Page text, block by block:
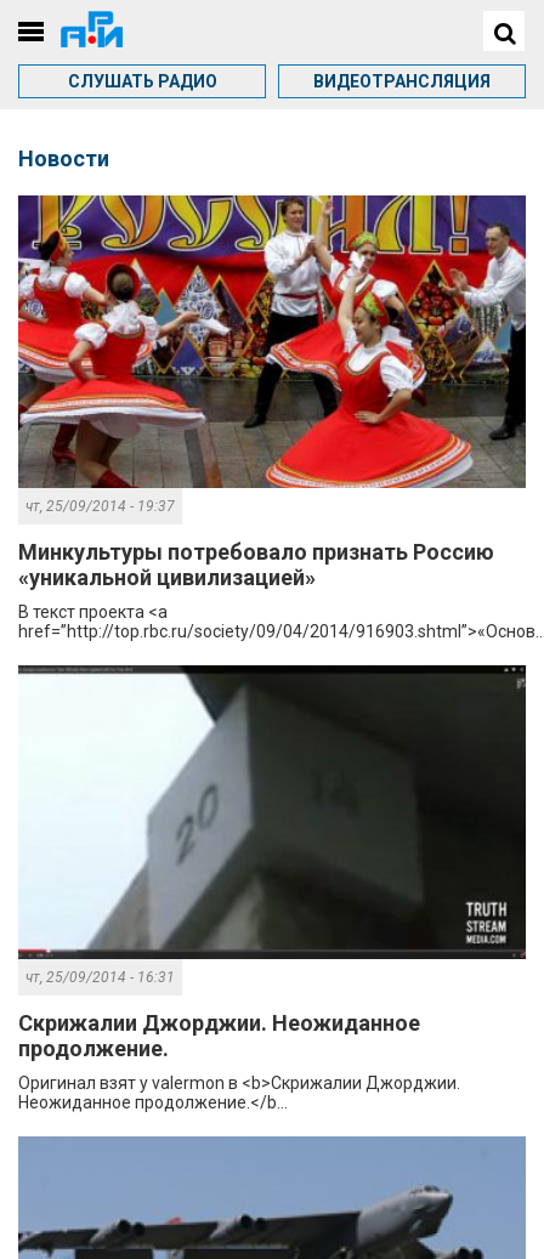
СЛУШАТЬ РАДИО ВИДЕОТРАНСЛЯЦИЯ
Новости
чт, 25/09/2014 - 19:37
Минкультуры потребовало признать Россию
«уникальной цивилизацией»
В текст проекта <a
href=”http://top.rbc.ru/society/09/04/2014/
чт, 25/09/2014 - 16:31
Скрижалии Джорджии. Неожиданное
продолжение.
Оригинал взят у valermon в <b>Скрижалии Джорджии.
Неожиданное продолжение.</b...